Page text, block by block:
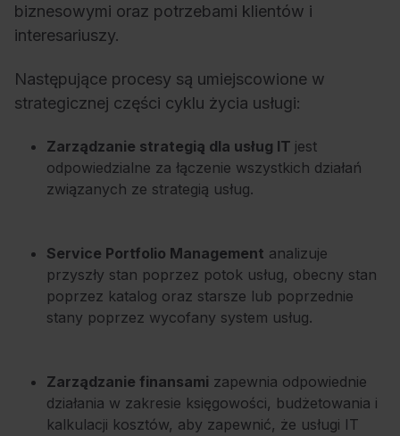
biznesowymi oraz potrzebami klientów i
interesariuszy.
Następujące procesy są umiejscowione w
strategicznej części cyklu życia usługi:
Zarządzanie strategią dla usług IT jest
odpowiedzialne za łączenie wszystkich działań
związanych ze strategią usług.
Service Portfolio Management analizuje
przyszły stan poprzez potok usług, obecny stan
poprzez katalog oraz starsze lub poprzednie
stany poprzez wycofany system usług.
Zarządzanie finansami zapewnia odpowiednie
działania w zakresie księgowości, budżetowania i
kalkulacji kosztów, aby zapewnić, że usługi IT